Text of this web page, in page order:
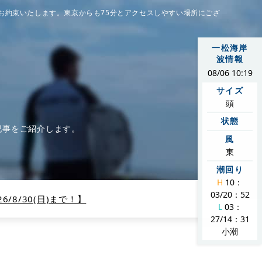
一松海岸
波情報
08/06 10:19
サイズ
頭
状態
風
東
潮回り
H 10：
03/20：52
L03：
27/14：31
小潮
束いたします。東京からも75分とアクセスしやすい場所にござ
をご紹介します。
8/30(日)まで！】